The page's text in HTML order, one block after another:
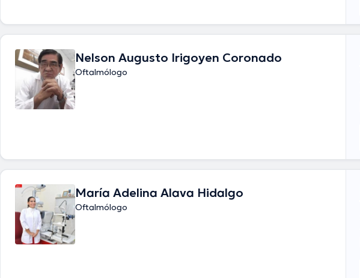
Nelson Augusto Irigoyen Coronado
Oftalmólogo
María Adelina Alava Hidalgo
Oftalmólogo